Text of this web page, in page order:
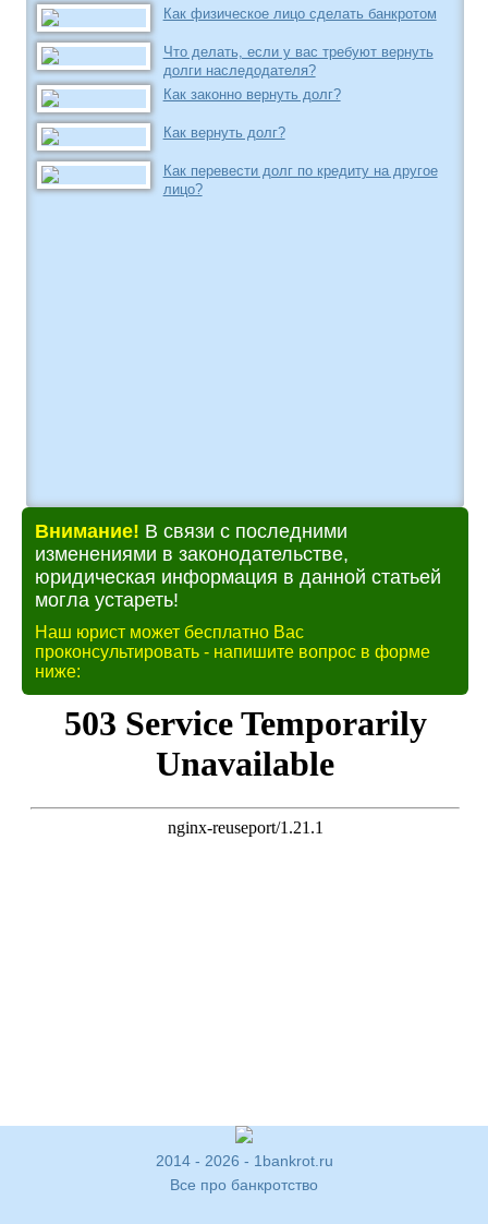
Как физическое лицо сделать банкротом
Что делать, если у вас требуют вернуть
долги наследодателя?
Как законно вернуть долг?
Как вернуть долг?
Как перевести долг по кредиту на другое
лицо?
Внимание! В связи с последними
изменениями в законодательстве,
юридическая информация в данной статьей
могла устареть!
Наш юрист может бесплатно Вас
проконсультировать - напишите вопрос в форме
ниже:
2014 - 2026 - 1bankrot.ru
Все про банкротство